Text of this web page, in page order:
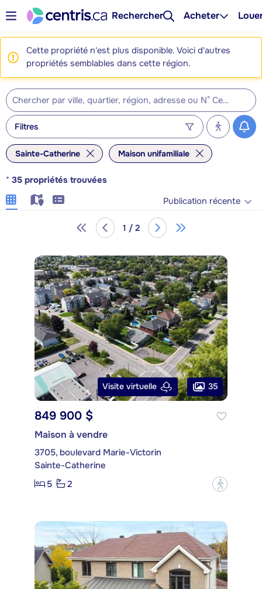
Rechercher Acheter
Cette propriété n'est plus disponible. Voici d'autres
propriétés semblables dans cette région.
Filtres
Sainte-Catherine Maison unifamiliale
* 35 propriétés trouvées
Publication récente
1 / 2
Visite virtuelle 35
849 900 $
Maison à vendre
3705, boulevard Marie-Victorin
Sainte-Catherine
5
2 ?